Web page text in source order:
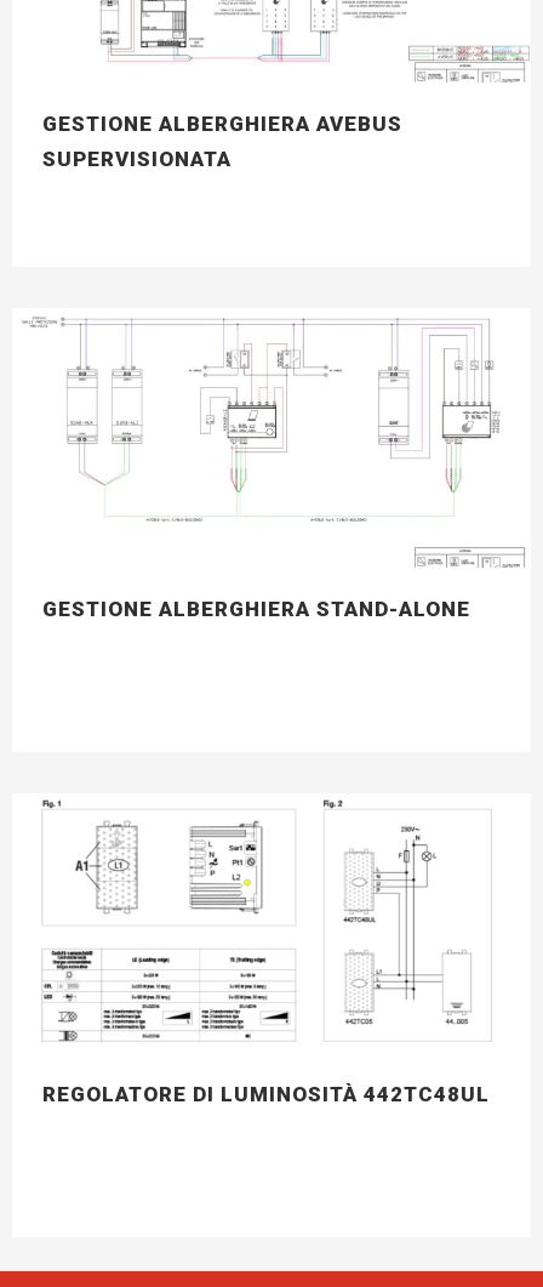
GESTIONE ALBERGHIERA AVEBUS
SUPERVISIONATA
GESTIONE ALBERGHIERA STAND-ALONE
REGOLATORE DI LUMINOSITÀ 442TC48UL